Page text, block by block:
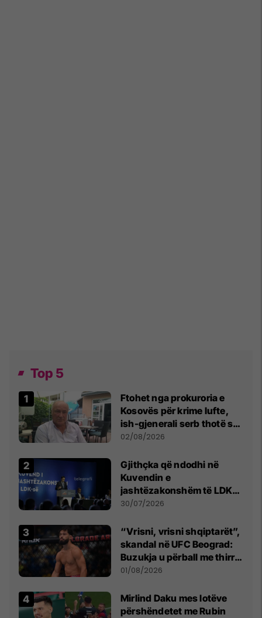
Top 5
Ftohet nga prokuroria e
Kosovës për krime lufte,
ish-gjenerali serb thotë se
dikush e tradhtoi në
02/08/2026
Gjithçka që ndodhi në
Kuvendin e
jashtëzakonshëm të LDK-
së
30/07/2026
“Vrisni, vrisni shqiptarët”,
skandal në UFC Beograd:
Buzukja u përball me thirrje
anti-shqiptare nga
01/08/2026
Mirlind Daku mes lotëve
përshëndetet me Rubin